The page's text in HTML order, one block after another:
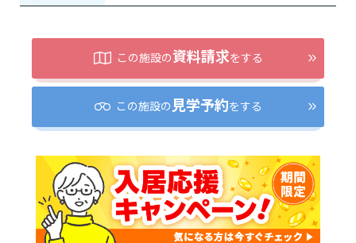
この施設の資料請求をする
この施設の 見学予約をする